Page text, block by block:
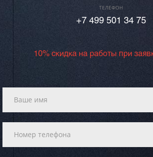
ТЕЛЕФОН
+7 499 501 34 75
10% скидка на работы при